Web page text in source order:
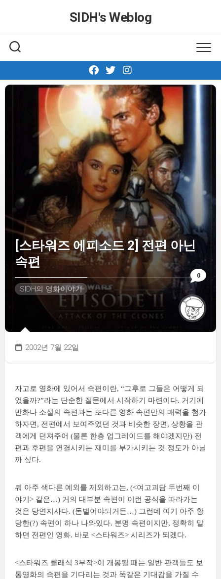
SIDH′s Weblog
0
[스타워즈 에피소드 2] 전편 아닌
속편
SIDH의 영화이야기
2002년 7월 22일
자고로 영화에 있어서 속편이란, “그후로 그들은 어떻게 되
었을까?”라는 단순한 질문에서 시작하기 마련이다. 거기에
만화나 소설의 속편과는 또다른 영화 속편만의 매력을 첨가
하자면, 전편에서 보여주었던 것과 비슷한 장면, 상황을 관
객에게 던져주어 (물론 한층 업그레이드를 해야겠지만) 전
편과 후편을 연결시키는 재미를 부가시키는 것 정도가 아닐
까 싶다.
뭐 아주 색다른 예외를 제외하고는, (<여고괴담 두번째 이
야기> 같은…) 거의 대부분 속편이 이런 공식을 따라가는
것은 당연지사다. (돈벌어야되거든…) 그런데 여기 아주 황
당한(?) 속편이 하나 나와있다. 분명 속편이지만, 정확히 말
하면 전편인 영화. 바로 <스타워즈> 시리즈가 되겠다.
<스타워즈 클래식 3부작>이 개봉될 때는 일반 관객들도 보
통영화의 속편을 기다리는 것과 똑같은 기대감을 가질 수